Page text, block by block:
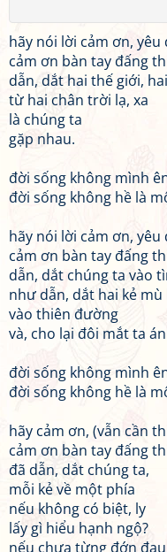
hãy nói lời cảm ơn, yêu
cảm ơn bàn tay đấng
dẫn, dắt hai thế giới,
từ hai chân trời lạ, xa
là chúng ta
gặp nhau.
đời sống không mình
đời sống không hề là
hãy nói lời cảm ơn, yêu
cảm ơn bàn tay đấng
dẫn, dắt chúng ta vào
như dẫn, dắt hai kẻ mù
vào thiên đường
và, cho lại đôi mắt ta
đời sống không mình
đời sống không hề là
hãy cảm ơn, (vẫn cần
cảm ơn bàn tay đấng
đã dẫn, dắt chúng ta,
mỗi kẻ về một phía
nếu không có biệt, ly
lấy gì hiểu hạnh ngộ?
nếu chưa từng đớn đau